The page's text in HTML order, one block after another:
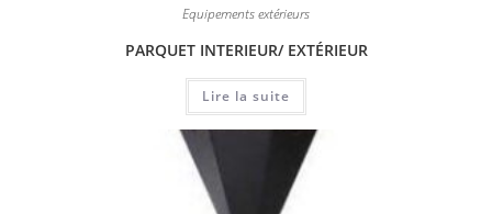
Equipements extérieurs
PARQUET INTERIEUR/ EXTÉRIEUR
Lire la suite